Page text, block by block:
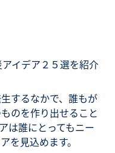
イデア２５選を紹介
するなかで、誰もが
のを作り出せること
は誰にとってもニー
を見込めます。